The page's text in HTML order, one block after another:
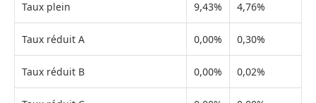
Taux plein 9,43% 4,76%
Taux réduit A 0,00% 0,30%
Taux réduit B 0,00% 0,02%